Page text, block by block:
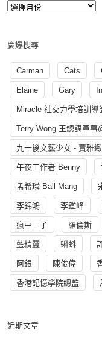
慶爆搜尋
Carman Cats
Elaine Gary In
Miracle 社交力學培訓導
Terry Wong 王總講軍事
九十後文藝少女 - 賈雅緻
午夜工作者 Benny
孟希璘 Ball Mang
李錦鴻 李鑑峰
瘋中三子 羅倫斯
藍精靈 蝌蚪
阿銀 陳俊偉
香港記憶學院總監
近期文章